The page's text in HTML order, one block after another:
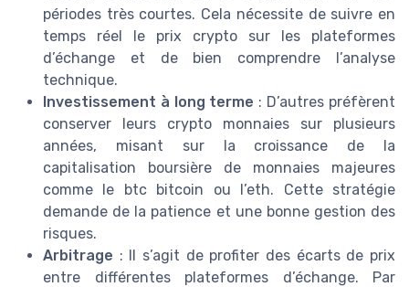
périodes très courtes. Cela nécessite de suivre en
temps réel le prix crypto sur les plateformes
d’échange et de bien comprendre l’analyse
technique.
Investissement à long terme : D’autres préfèrent
conserver leurs crypto monnaies sur plusieurs
années, misant sur la croissance de la
capitalisation boursière de monnaies majeures
comme le btc bitcoin ou l’eth. Cette stratégie
demande de la patience et une bonne gestion des
risques.
Arbitrage : Il s’agit de profiter des écarts de prix
entre différentes plateformes d’échange. Par